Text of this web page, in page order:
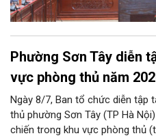
Phường Sơn Tây diễn
vực phòng thủ năm
Ngày 8/7, Ban tổ chức diễn tập
thủ phường Sơn Tây (TP Hà
chiến trong khu vực phòng thủ